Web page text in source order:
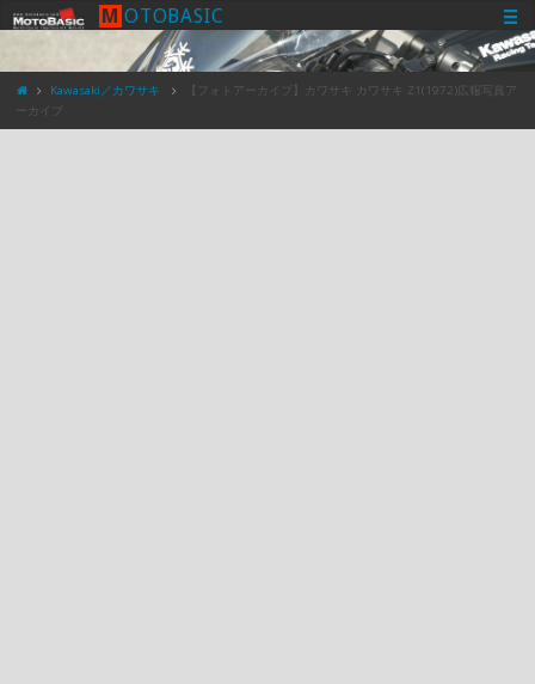
M OTOBASIC
Kawasaki／カワサキ
【フォトアーカイブ】カワサキ カワサキ Z1(1972)広報写真ア
ーカイブ